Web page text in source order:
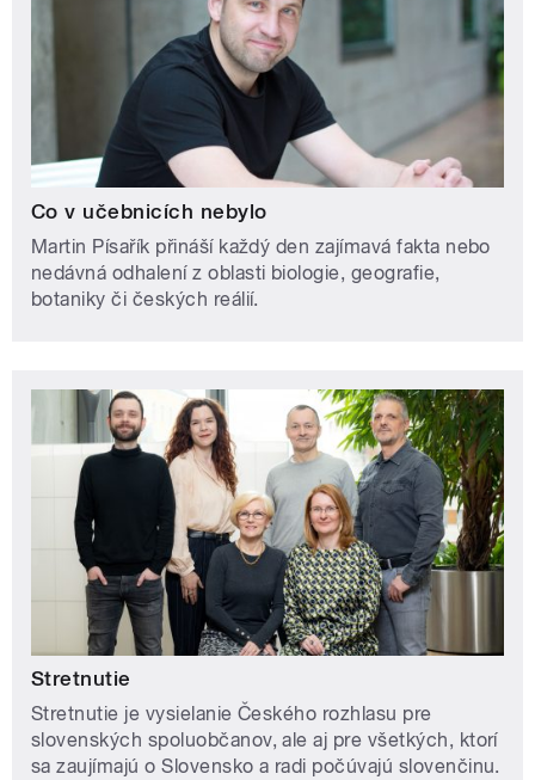
Co v učebnicích nebylo
Martin Písařík přináší každý den zajímavá fakta nebo
nedávná odhalení z oblasti biologie, geografie,
botaniky či českých reálií.
Stretnutie
Stretnutie je vysielanie Českého rozhlasu pre
slovenských spoluobčanov, ale aj pre všetkých, ktorí
sa zaujímajú o Slovensko a radi počúvajú slovenčinu.